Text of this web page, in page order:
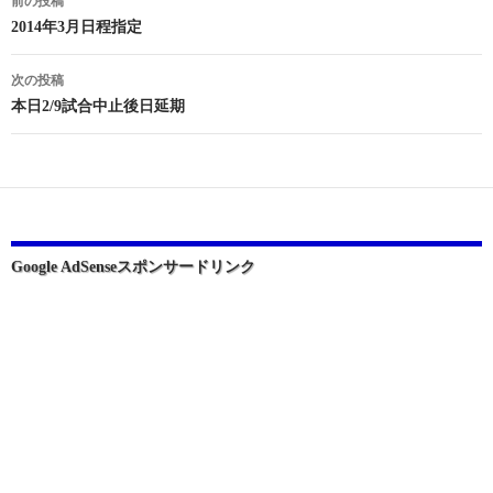
稿
ナ
ビ
ー
ョ
2014年3月日程指定
次の投稿
本日2/9試合中止後日延期
Google AdSenseスポンサードリンク